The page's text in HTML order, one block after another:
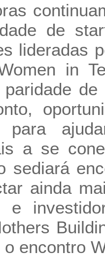
de
lideradas
in
para
a se
sediará
ainda
e
encontro